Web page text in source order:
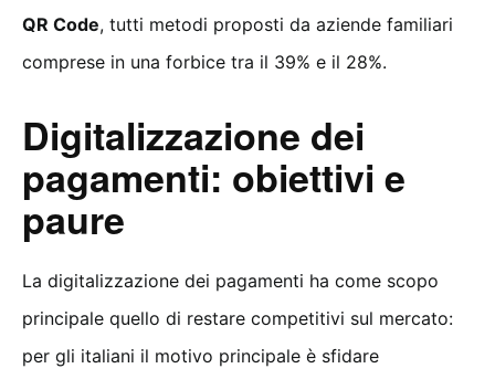
QR Code, tutti metodi proposti da aziende familiari
comprese in una forbice tra il 39% e il 28%.
Digitalizzazione dei
pagamenti: obiettivi e
paure
La digitalizzazione dei pagamenti ha come scopo
principale quello di restare competitivi sul mercato:
per gli italiani il motivo principale è sfidare